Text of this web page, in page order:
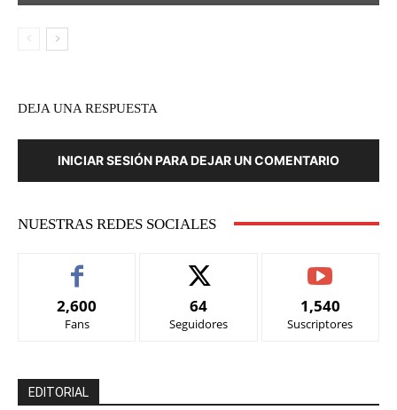
DEJA UNA RESPUESTA
INICIAR SESIÓN PARA DEJAR UN COMENTARIO
NUESTRAS REDES SOCIALES
2,600
Fans
64
Seguidores
1,540
Suscriptores
EDITORIAL